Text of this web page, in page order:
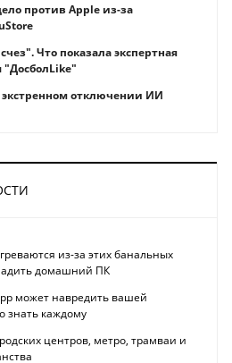
против Apple из-за
Что показала экспертная
"ДосболLike"
экстренном отключении ИИ
из-за этих банальных
домашний ПК
может навредить вашей
знать каждому
центров, метро, трамваи и